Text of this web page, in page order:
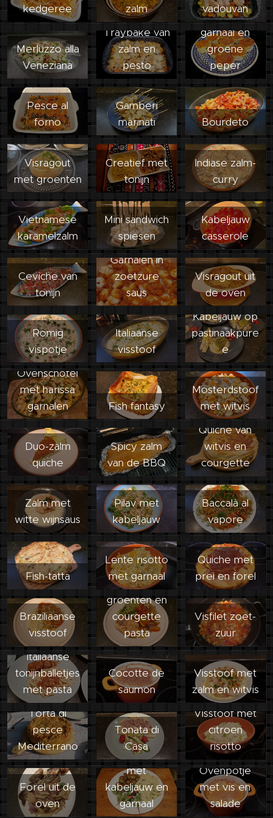
kedgeree
zalm
vadouvan
Merluzzo alla
Veneziana
Traybake van
zalm en
pesto
Quiche met
garnaal en
groene
peper
Pesce al
forno
Gamberi
marinati
Bourdeto
Visragout
met groenten
Creatief met
tonijn
Indiase zalm-
curry
Vietnamese
karamelzalm
Mini sandwich
spiesen
Kabeljauw
casserole
Ceviche van
tonijn
Garnalen in
zoetzure
saus
Visragout uit
de oven
Romig
vispotje
Italiaanse
visstoof
Kabeljauw op
pastinaakpure
e
Ovenschotel
met harissa
garnalen
Fish fantasy
Mosterdstoof
met witvis
Duo-zalm
quiche
Spicy zalm
van de BBQ
Quiche van
witvis en
courgette
Zalm met
witte wijnsaus
Pilav met
kabeljauw
Baccalà al
vapore
Fish-tatta
Lente risotto
met garnaal
Quiche met
prei en forel
Braziliaanse
visstoof
Zalm met
gestoofde
groenten en
courgette
pasta
Visfilet zoet-
zuur
Italiaanse
tonijnballetjes
met pasta
Cocotte de
saumon
Visstoof met
zalm en witvis
Torta di
pesce
Mediterrano
Tonata di
Casa
Visstoof met
citroen
risotto
Forel uit de
oven
Mosterdstoof
met
kabeljauw en
garnaal
Ovenpotje
met vis en
salade
Provincaalse
Rode mul
met
aardappel